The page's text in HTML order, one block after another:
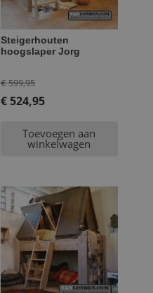
Steigerhouten
hoogslaper Jorg
€599,95Oorspronkelijke
prijs
€ 599,95.
€524,95
Toevoegen aan
winkelwagen